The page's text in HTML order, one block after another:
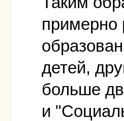
примерно
детей,
больше
и